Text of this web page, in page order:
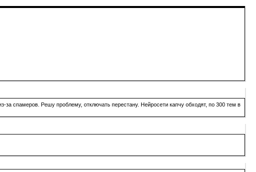
спамеров. Решу проблему, отключать перестану. Нейросети капчу обходят, по 300 тем в